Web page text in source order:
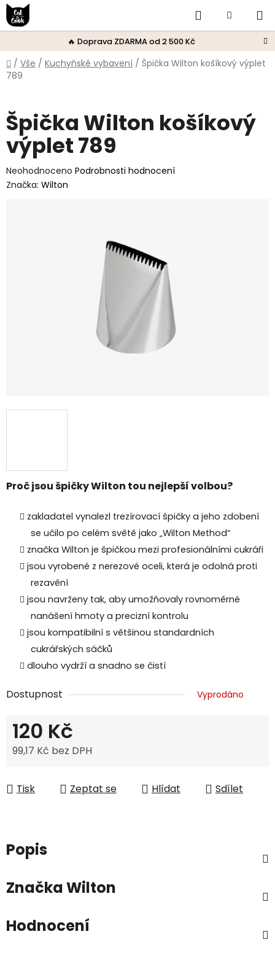
Přejít
na
obsah
🔥 Doprava ZDARMA od 2 500 Kč
HledatNákupní
košík
Domů
/ Vše / Kuchyňské vybavení / Špička Wilton košíkový výplet
789
Proč jsou špičky Wilton tou nejlepší volbou?
zakladatel vynalezl trezírovací špičky a jeho zdobení
se učilo po celém světě jako „Wilton Method“
značka Wilton je špičkou mezi profesionálními cukráři
jsou vyrobené z nerezové oceli, která je odolná proti
rezavění
jsou navrženy tak, aby umožňovaly rovnoměrné
nanášení hmoty a precizní kontrolu
jsou kompatibilní s většinou standardních
cukrářských sáčků
dlouho vydrží a snadno se čistí
Dostupnost Vyprodáno
120 Kč
99,17 Kč bez DPH
Tisk
Zeptat se Hlídat Sdílet
Špička Wilton košíkový
výplet 789
Průměrné
hodnocení
Neohodnoceno Podrobnosti hodnocení
Značka: Wilton
Popis
ZnačkaWilton
Hodnocení